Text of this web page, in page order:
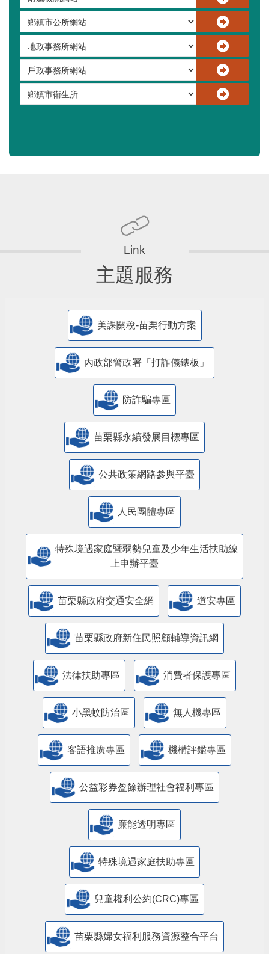
主題服務
美課關稅-苗栗行動方案
內政部警政署「打詐儀錶板」
防詐騙專區
苗栗縣永續發展目標專區
公共政策網路參與平臺
人民團體專區
特殊境遇家庭暨弱勢兒童及少年生活扶助線
上申辦平臺
苗栗縣政府交通安全網 道安專區
苗栗縣政府新住民照顧輔導資訊網
法律扶助專區 消費者保護專區
小黑蚊防治區 無人機專區
客語推廣專區 機構評鑑專區
公益彩券盈餘辦理社會福利專區
廉能透明專區
特殊境遇家庭扶助專區
兒童權利公約(CRC)專區
苗栗縣婦女福利服務資源整合平台